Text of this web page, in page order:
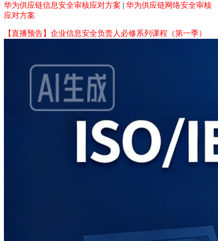
华为供应链信息安全审核应对方案 | 华为供应链网络安全审核
应对方案
【直播预告】企业信息安全负责人必修系列课程（第一季）